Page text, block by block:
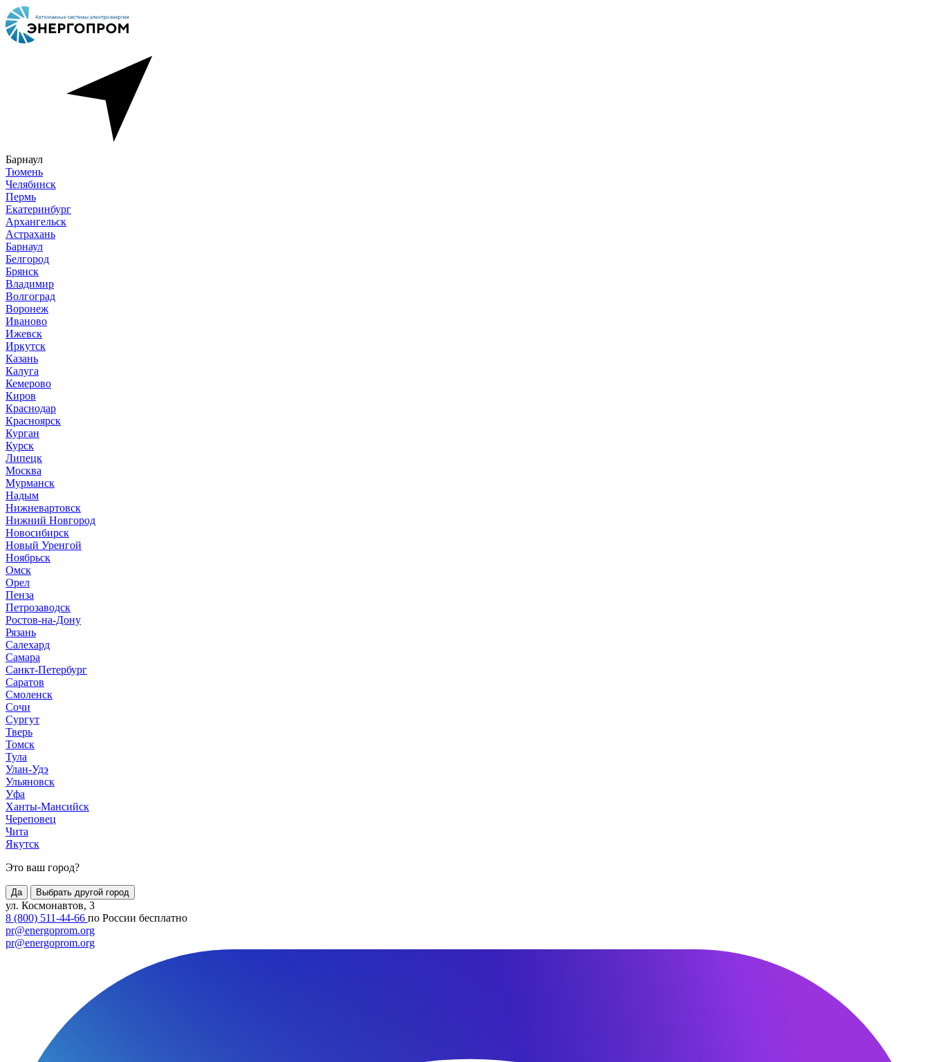
Барнаул
Тюмень
Челябинск
Пермь
Екатеринбург
Архангельск
Астрахань
Барнаул
Белгород
Брянск
Владимир
Волгоград
Воронеж
Иваново
Ижевск
Иркутск
Казань
Калуга
Кемерово
Киров
Краснодар
Красноярск
Курган
Курск
Липецк
Москва
Мурманск
Надым
Нижневартовск
Нижний Новгород
Новосибирск
Новый Уренгой
Ноябрьск
Омск
Орел
Пенза
Петрозаводск
Ростов-на-Дону
Рязань
Салехард
Самара
Санкт-Петербург
Саратов
Смоленск
Сочи
Сургут
Тверь
Томск
Тула
Улан-Удэ
Ульяновск
Уфа
Ханты-Мансийск
Череповец
Чита
Якутск
Это ваш город?
Да Выбрать другой город
ул. Космонавтов, 3
8 (800) 511-44-66 по России бесплатно
pr@energoprom.org
pr@energoprom.org